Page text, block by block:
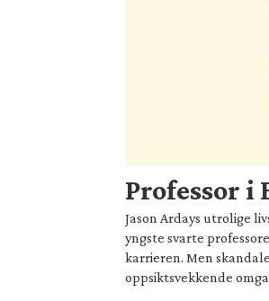
Professor i
Jason Ardays utrolige
yngste svarte
karrieren. Men
oppsiktsvekkende